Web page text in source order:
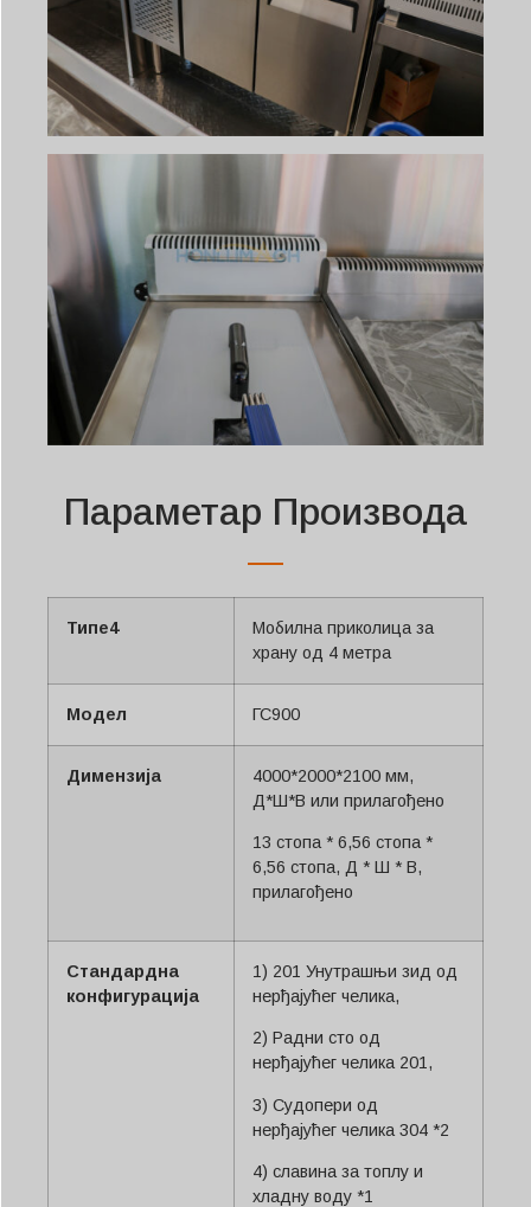
Параметар Производа
Типе4
Мобилна приколица за
храну од 4 метра
Модел ГС900
Димензија
4000*2000*2100 мм,
Д*Ш*В или прилагођено
13 стопа * 6,56 стопа *
6,56 стопа, Д * Ш * В,
прилагођено
Стандардна
конфигурација
1) 201 Унутрашњи зид од
нерђајућег челика,
2) Радни сто од
нерђајућег челика 201,
3) Судопери од
нерђајућег челика 304 *2
4) славина за топлу и
хладну воду *1